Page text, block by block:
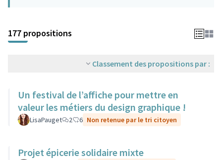
177 propositions
Classement des propositions par :
Un festival de l’affiche pour mettre en
valeur les métiers du design graphique !
LisaPauget 2 6 Non retenue par le tri citoyen
Projet épicerie solidaire mixte